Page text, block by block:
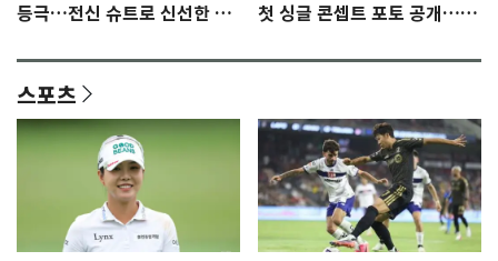
등극…전신 슈트로 신선한 충
첫 싱글 콘셉트 포토 공개…청
스포츠